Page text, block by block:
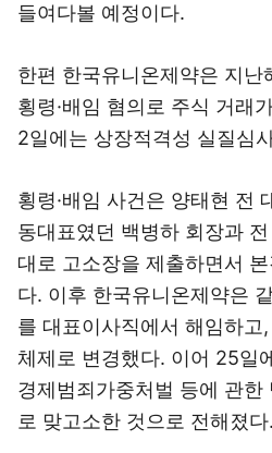
들여다볼 예정이다.
한편 한국유니온제약은 지난
횡령·배임 혐의로 주식 거래
2일에는 상장적격성 실질심
횡령·배임 사건은 양태현 전
동대표였던 백병하 회장과
대로 고소장을 제출하면서
다. 이후 한국유니온제약은
를 대표이사직에서 해임하고
체제로 변경했다. 이어 25일
경제범죄가중처벌 등에 관한
로 맞고소한 것으로 전해졌다.